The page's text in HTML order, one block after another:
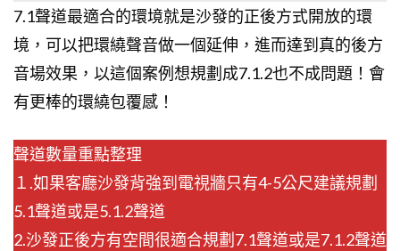
7.1聲道最適合的環境就是沙發的正後方式開放的環
境，可以把環繞聲音做一個延伸，進而達到真的後方
音場效果，以這個案例想規劃成7.1.2也不成問題！會
有更棒的環繞包覆感！
聲道數量重點整理
１.如果客廳沙發背強到電視牆只有4-5公尺建議規劃
5.1聲道或是5.1.2聲道
2.沙發正後方有空間很適合規劃7.1聲道或是7.1.2聲道